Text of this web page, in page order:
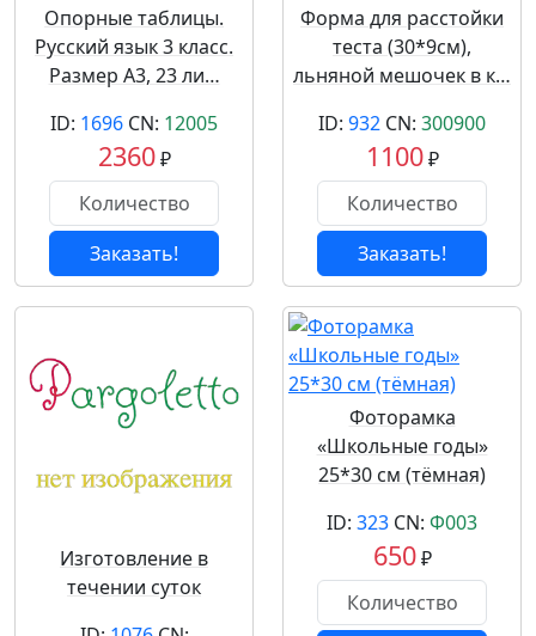
Опорные таблицы.
Русский язык 3 класс.
Размер А3, 23 ли…
ID: 1696 CN: 12005
2360₽
Заказать!
Форма для расстойки
теста (30*9см),
льняной мешочек в к…
ID: 932 CN: 300900
1100₽
Заказать!
Изготовление в
течении суток
Фоторамка
«Школьные годы»
25*30 см (тёмная)
ID: 323 CN: Ф003
650₽